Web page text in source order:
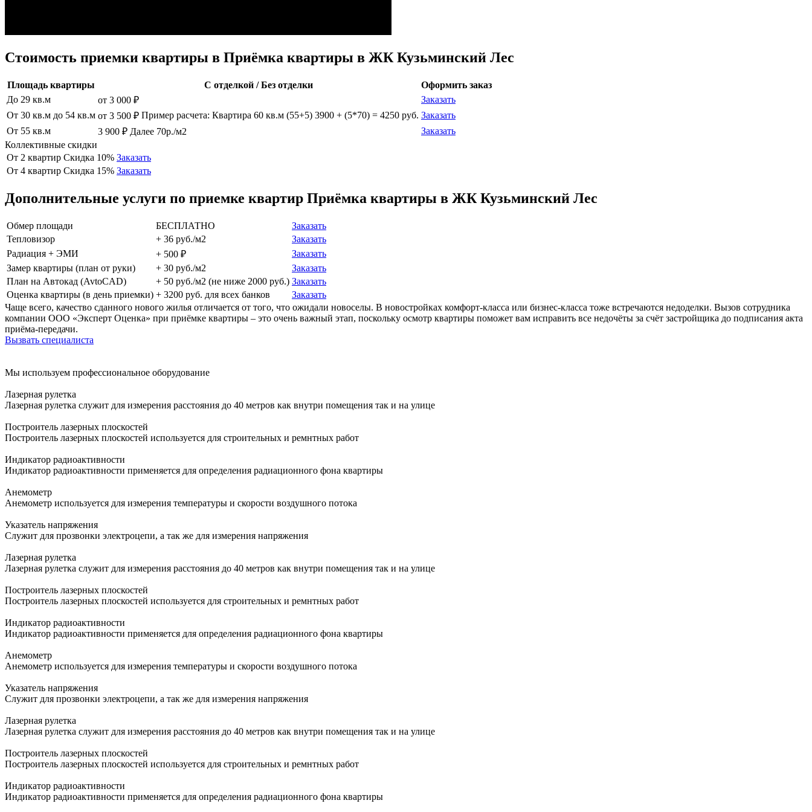
Стоимость приемки квартиры в Приёмка квартиры в ЖК Кузьминский Лес
Площадь квартиры С отделкой / Без отделки
Оформить заказ
До 29 кв.м
от 3 000 ₽
Заказать
От 30 кв.м до 54 кв.м от 3 500 ₽ Пример расчета: Квартира 60 кв.м (55+5) 3900 + (5*70) = 4250 руб. Заказать
От 55 кв.м
3 900 ₽ Далее 70р./м2
Заказать
Коллективные скидки
От 2 квартир Скидка 10% Заказать
От 4 квартир Скидка 15% Заказать
Дополнительные услуги по приемке квартир Приёмка квартиры в ЖК Кузьминский Лес
Обмер площади БЕСПЛАТНО
Заказать
Тепловизор
+ 36 руб./м2
Заказать
Радиация + ЭМИ
+ 500 ₽
Заказать
Замер квартиры (план от руки)
+ 30 руб./м2
Заказать
План на Автокад (AvtoCAD)
+ 50 руб./м2 (не ниже 2000 руб.) Заказать
Оценка квартиры (в день приемки) + 3200 руб. для всех банков
Заказать
Чаще всего, качество сданного нового жилья отличается от того, что ожидали новоселы. В новостройках комфорт-класса или бизнес-класса тоже встречаются недоделки. Вызов сотрудника
компании ООО «Эксперт Оценка» при приёмке квартиры – это очень важный этап, поскольку осмотр квартиры поможет вам исправить все недочёты за счёт застройщика до подписания акта
приёма-передачи.
Вызвать специалиста
Мы используем профессиональное оборудование
Лазерная рулетка
Лазерная рулетка служит для измерения расстояния до 40 метров как внутри помещения так и на улице
Построитель лазерных плоскостей
Построитель лазерных плоскостей используется для строительных и ремнтных работ
Индикатор радиоактивности
Индикатор радиоактивности применяется для определения радиационного фона квартиры
Анемометр
Анемометр используется для измерения температуры и скорости воздушного потока
Указатель напряжения
Служит для прозвонки электроцепи, а так же для измерения напряжения
Лазерная рулетка
Лазерная рулетка служит для измерения расстояния до 40 метров как внутри помещения так и на улице
Построитель лазерных плоскостей
Построитель лазерных плоскостей используется для строительных и ремнтных работ
Индикатор радиоактивности
Индикатор радиоактивности применяется для определения радиационного фона квартиры
Анемометр
Анемометр используется для измерения температуры и скорости воздушного потока
Указатель напряжения
Служит для прозвонки электроцепи, а так же для измерения напряжения
Лазерная рулетка
Лазерная рулетка служит для измерения расстояния до 40 метров как внутри помещения так и на улице
Построитель лазерных плоскостей
Построитель лазерных плоскостей используется для строительных и ремнтных работ
Индикатор радиоактивности
Индикатор радиоактивности применяется для определения радиационного фона квартиры